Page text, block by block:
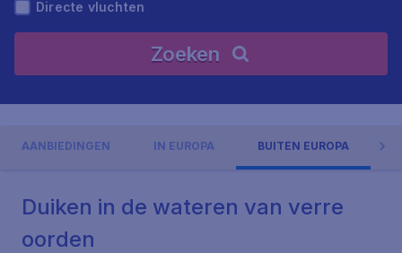
Directe vluchten
Zoeken
AANBIEDINGEN IN EUROPA BUITEN EUROPA
Duiken in de wateren van verre
oorden